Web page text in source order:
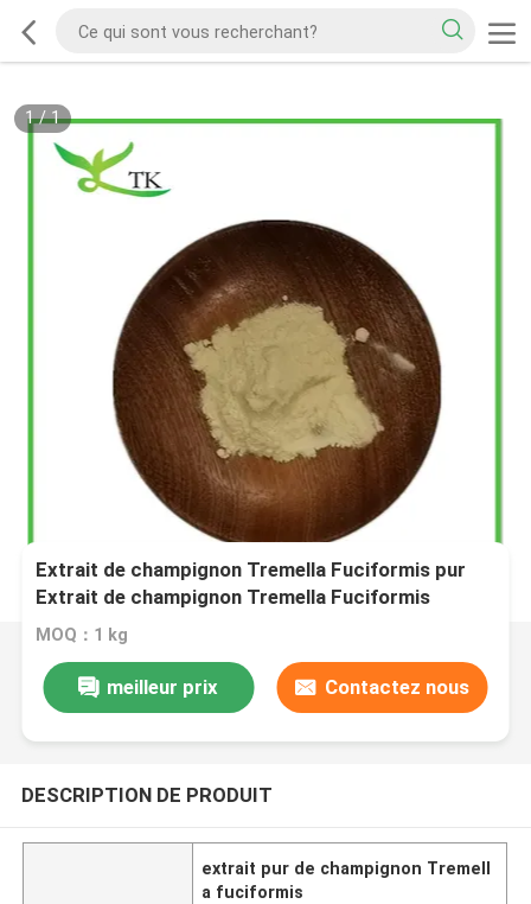
1/1
Extrait de champignon Tremella Fuciformis pur
Extrait de champignon Tremella Fuciformis
MOQ：1 kg
meilleur prix Contactez nous
DESCRIPTION DE PRODUIT
extrait pur de champignon Tremell
a fuciformis